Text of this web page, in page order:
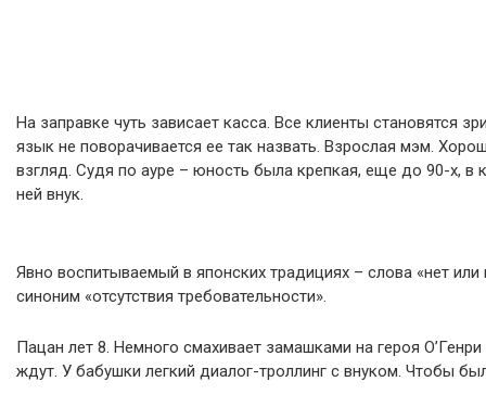
На заправке чуть зависает касса. Все клиенты становятся
язык не поворачивается ее так назвать. Взрослая мэм.
взгляд. Судя по ауре – юность была крепкая, еще до 90-х, в
ней внук.
Явно воспитываемый в японских традициях – слова «нет
синоним «отсутствия требовательности».
Пацан лет 8. Немного смахивает замашками на героя
ждут. У бабушки легкий диалог-троллинг с внуком. Чтобы